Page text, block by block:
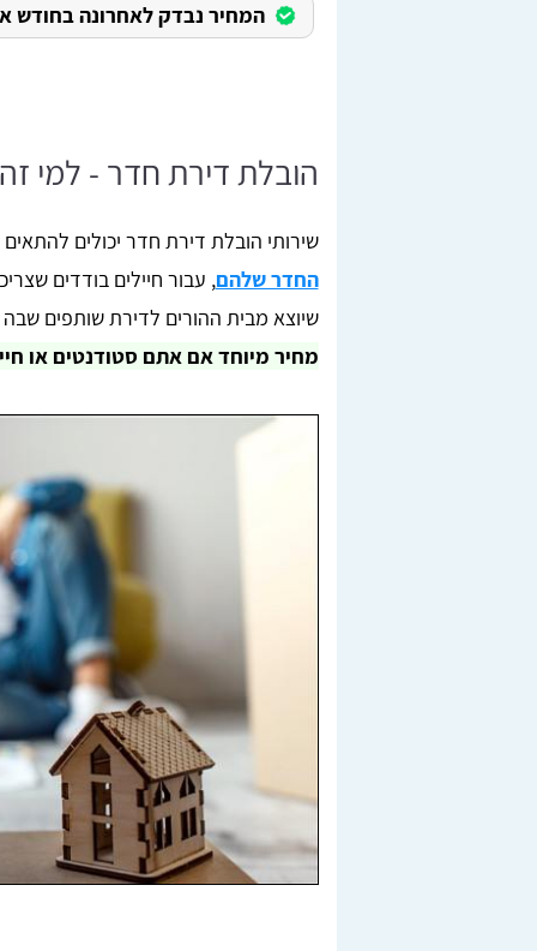
המחיר נבדק לאחרונה בחודש
הובלת דירת חדר - למי
שירותי הובלת דירת חדר יכולים
החדר שלהם, עבור חיילים בודדים
שיוצא מבית ההורים לדירת שותפים
מחיר מיוחד אם אתם סטודנטים או